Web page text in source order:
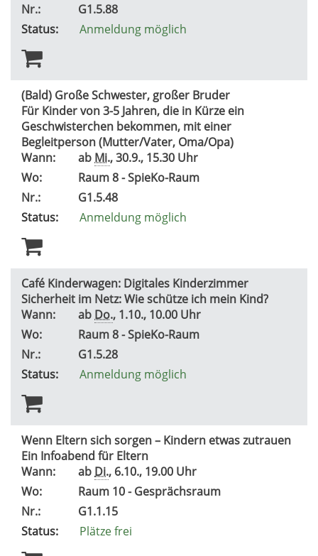
Nr.:
G1.5.88
Status:
Anmeldung möglich
(Bald) Große Schwester, großer Bruder
Für Kinder von 3-5 Jahren, die in Kürze ein
Geschwisterchen bekommen, mit einer
Begleitperson (Mutter/Vater, Oma/Opa)
Wann:
ab Mi., 30.9., 15.30 Uhr
Wo:
Raum 8 - SpieKo-Raum
Nr.:
G1.5.48
Status:
Anmeldung möglich
Café Kinderwagen: Digitales Kinderzimmer
Sicherheit im Netz: Wie schütze ich mein Kind?
Wann:
ab Do., 1.10., 10.00 Uhr
Wo:
Raum 8 - SpieKo-Raum
Nr.:
G1.5.28
Status:
Anmeldung möglich
Wenn Eltern sich sorgen – Kindern etwas zutrauen
Ein Infoabend für Eltern
Wann:
ab Di., 6.10., 19.00 Uhr
Wo:
Raum 10 - Gesprächsraum
Nr.:
G1.1.15
Status:
Plätze frei